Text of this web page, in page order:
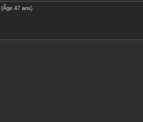
(Âge 47 ans)